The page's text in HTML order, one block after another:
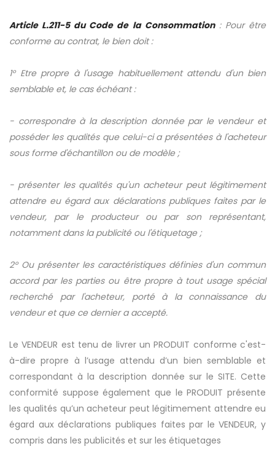
Article L.211-5 du Code de la Consommation: Pour être
conforme au contrat, le bien doit :
1° Etre propre à l'usage habituellement attendu d'un bien
semblable et, le cas échéant :
- correspondre à la description donnée par le vendeur et
posséder les qualités que celui-ci a présentées à l'acheteur
sous forme d'échantillon ou de modèle ;
- présenter les qualités qu'un acheteur peut légitimement
attendre eu égard aux déclarations publiques faites par le
vendeur, par le producteur ou par son représentant,
notamment dans la publicité ou l'étiquetage ;
2° Ou présenter les caractéristiques définies d'un commun
accord par les parties ou être propre à tout usage spécial
recherché par l'acheteur, porté à la connaissance du
vendeur et que ce dernier a accepté.
Le VENDEUR est tenu de livrer un PRODUIT conforme c'est-
à-dire propre à l’usage attendu d’un bien semblable et
correspondant à la description donnée sur le SITE. Cette
conformité suppose également que le PRODUIT présente
les qualités qu’un acheteur peut légitimement attendre eu
égard aux déclarations publiques faites par le VENDEUR, y
compris dans les publicités et sur les étiquetages